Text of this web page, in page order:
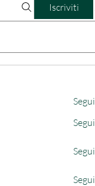
Iscriviti
Segui
Segui
Segui
Segui